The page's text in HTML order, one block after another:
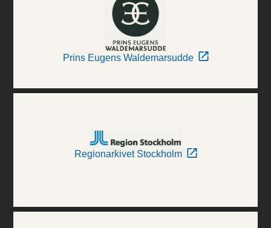
Prins Eugens Waldemarsudde
Regionarkivet Stockholm